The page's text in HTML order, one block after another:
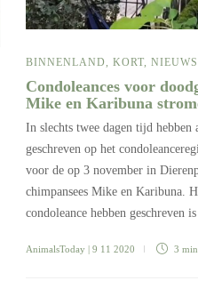
BINNENLAND KORT NIEUWS
Condoleances voor
Mike en Karibuna
In slechts twee dagen tijd hebben
geschreven op het
voor de op 3 november in
chimpansees Mike en Karibuna.
condoleance hebben geschreven
AnimalsToday | 9 11 2020 3 min